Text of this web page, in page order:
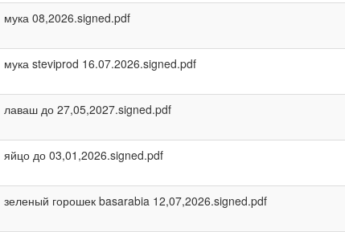
мука 08,2026.signed.pdf
мука steviprod 16.07.2026.signed.pdf
лаваш до 27,05,2027.signed.pdf
яйцо до 03,01,2026.signed.pdf
зеленый горошек basarabia 12,07,2026.signed.pdf